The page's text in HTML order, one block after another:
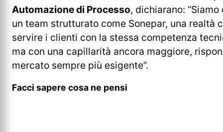
Automazione di Processo, dichiarano:
un team strutturato come Sonepar, una realtà
servire i clienti con la stessa competenza
ma con una capillarità ancora maggiore,
mercato sempre più esigente”.
Facci sapere cosa ne pensi